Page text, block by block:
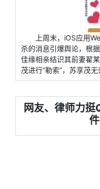
上周末，iOS应用
杀的消息引爆舆论，根
佳缘相亲结识其前妻翟
茂进行“勒索”，苏享茂无
网友、律师力挺